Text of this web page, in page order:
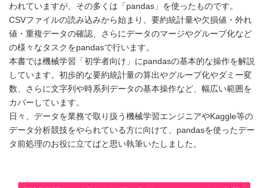
われていますが、その多くは「pandas」を使ったものです。
CSVファイルの読み込みから始まり、要約統計量や欠損値・外れ
値・重複データの確認、さらにデータのマージやグループ化など
の様々なタスクをpandasで行います。
本書では機械学習「初学者向け」にpandasの基本的な操作を解説
しています。初歩的な要約統計量の算出やグループ化やダミー変
数、さらに文字列や時系列データの基本操作など、幅広い範囲を
カバーしています。
日々、データを業務で取り扱う機械学習エンジニアやKaggle等の
データ分析競技をやられている方に向けて、pandasを使ったデー
タ前処理のお役に立てばと思い執筆いたしました。